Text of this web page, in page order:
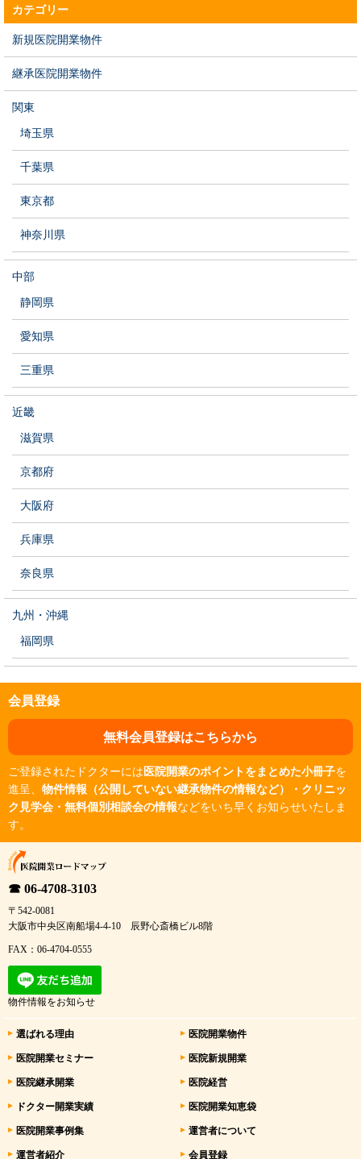
カテゴリー
新規医院開業物件
継承医院開業物件
関東
埼玉県
千葉県
東京都
神奈川県
中部
静岡県
愛知県
三重県
近畿
滋賀県
京都府
大阪府
兵庫県
奈良県
九州・沖縄
福岡県
会員登録
無料会員登録はこちらから
ご登録されたドクターには 医院開業のポイントをまとめた小冊子を
進呈、 物件情報（公開していない継承物件の情報など）・クリニッ
ク見学会・無料個別相談会の情報などをいち早くお知らせいたしま
す。
☎ 06-4708-3103
〒542-0081
大阪市中央区南船場4-4-10 辰野心斎橋ビル8階
FAX：06-4704-0555
物件情報をお知らせ
選ばれる理由 医院開業物件
医院開業セミナー 医院新規開業
医院継承開業 医院経営
ドクター開業実績 医院開業知恵袋
医院開業事例集 運営者について
運営者紹介 会員登録